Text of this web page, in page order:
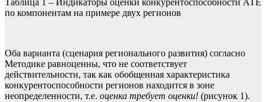
Таблица 1 – Индикаторы оценки конкурентоспособности АТЕ
по компонентам на примере двух регионов
Оба варианта (сценария регионального развития) согласно
Методике равноценны, что не соответствует
действительности, так как обобщенная характеристика
конкурентоспособности регионов находится в зоне
неопределенности, т.е. оценка требует оценки! (рисунок 1).